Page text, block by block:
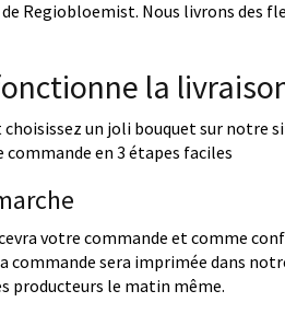
Regiobloemist. Nous livrons des
la
choisissez un joli bouquet sur notre
commande en 3 étapes faciles
votre commande et comme
commande sera imprimée dans
producteurs le matin même.